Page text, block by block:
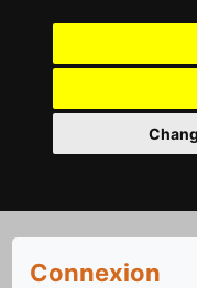
Connexion